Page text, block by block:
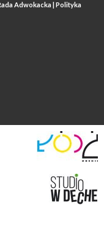
Adwokacka | Polityka